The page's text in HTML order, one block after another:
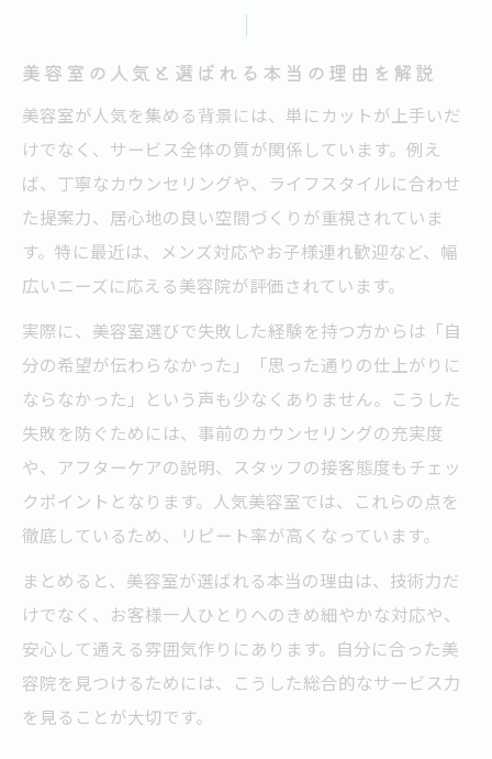
美容室ごとのカット技術の違いを徹底分析
浦和で人気の美容院が重視する技術力とは
カットが得意な美容室を見極めるチェック
ポイント
美容室のカット技術を選ぶ際の評価基準と
は
自分に合う美容室を見極めるシンプルな方法
美容室選びは自分に合う条件整理が大事
人気美容院の特徴から自分に合うお店を探
す
美容室ランキングを活用した選び方のコツ
サロンの雰囲気や口コミをどう活用するか
美容院の予約前に確認したいポイントまと
め
口コミで評判が高い美容室の特徴とは何か
口コミで高評価な美容室が重視するポイン
ト
美容室の人気と選ばれる本当の理由を解説
美容室が人気を集める背景には、単にカットが上手いだ
けでなく、サービス全体の質が関係しています。例え
ば、丁寧なカウンセリングや、ライフスタイルに合わせ
た提案力、居心地の良い空間づくりが重視されていま
す。特に最近は、メンズ対応やお子様連れ歓迎など、幅
広いニーズに応える美容院が評価されています。
実際に、美容室選びで失敗した経験を持つ方からは「自
分の希望が伝わらなかった」「思った通りの仕上がりに
ならなかった」という声も少なくありません。こうした
失敗を防ぐためには、事前のカウンセリングの充実度
や、アフターケアの説明、スタッフの接客態度もチェッ
クポイントとなります。人気美容室では、これらの点を
徹底しているため、リピート率が高くなっています。
まとめると、美容室が選ばれる本当の理由は、技術力だ
けでなく、お客様一人ひとりへのきめ細やかな対応や、
安心して通える雰囲気作りにあります。自分に合った美
容院を見つけるためには、こうした総合的なサービス力
を見ることが大切です。